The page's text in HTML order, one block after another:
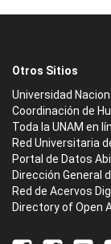
Otros Sitios
Universidad
Coordinación de
Toda la UNAM en
Red Universitaria
Portal de Datos
Dirección General
Red de Acervos
Directory of Open